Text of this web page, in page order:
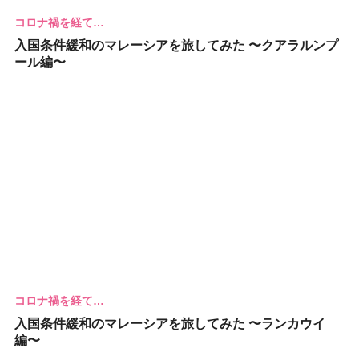
コロナ禍を経て…
入国条件緩和のマレーシアを旅してみた 〜クアラルンプ
ール編〜
コロナ禍を経て…
入国条件緩和のマレーシアを旅してみた 〜ランカウイ
編〜